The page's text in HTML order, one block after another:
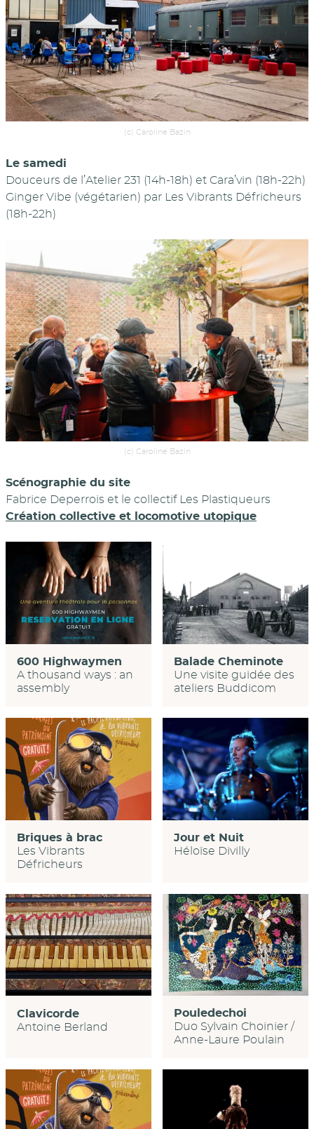
(c) Caroline Bazin
Le samedi
Douceurs de l’Atelier 231 (14h-18h) et Cara’vin (18h-22h)
Ginger Vibe (végétarien) par Les Vibrants Défricheurs
(18h-22h)
(c) Caroline Bazin
Scénographie du site
Fabrice Deperrois et le collectif Les Plastiqueurs
Création collective et locomotive utopique
600 Highwaymen
A thousand ways : an
assembly
Balade Cheminote
Une visite guidée des
ateliers Buddicom
Briques à brac
Les Vibrants
Défricheurs
Jour et Nuit
Héloïse Divilly
Clavicorde
Antoine Berland
Pouledechoi
Duo Sylvain Choinier /
Anne-Laure Poulain